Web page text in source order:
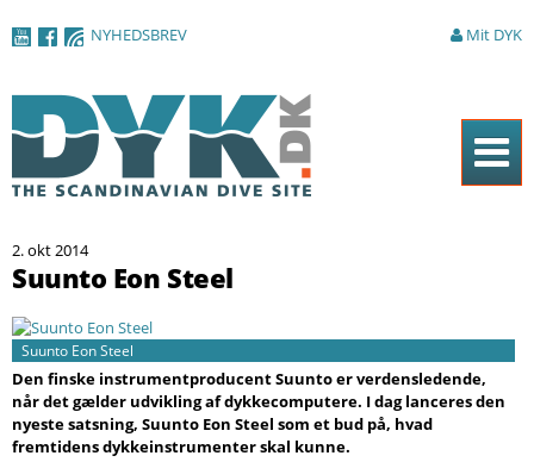
NYHEDSBREV Mit DYK
Magasinet
Artikler
DYK Guiden
Shop
2. okt 2014
Suunto Eon Steel
Suunto Eon Steel
Den finske instrumentproducent Suunto er verdensledende,
når det gælder udvikling af dykkecomputere. I dag lanceres den
nyeste satsning, Suunto Eon Steel som et bud på, hvad
fremtidens dykkeinstrumenter skal kunne.